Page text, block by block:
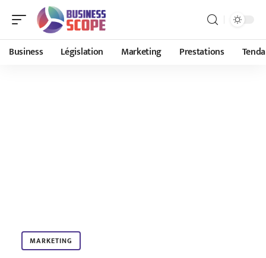
Business Législation Marketing Prestations
MARKETING